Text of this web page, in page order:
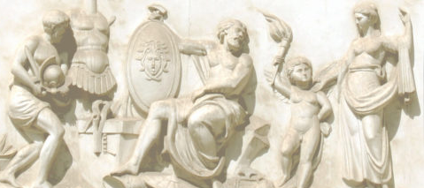
город»